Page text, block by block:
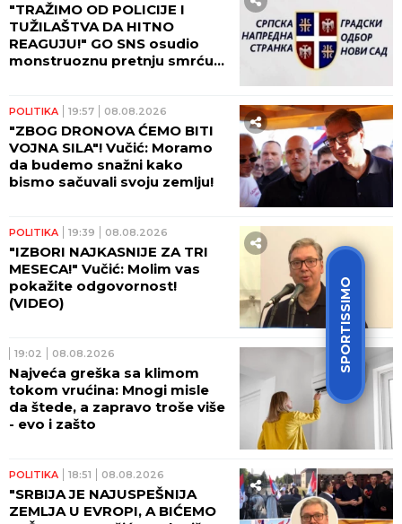
SPORTISSIMO
"TRAŽIMO OD POLICIJE I
TUŽILAŠTVA DA HITNO
REAGUJU!" GO SNS osudio
monstruoznu pretnju smrću
POLITIKA 19:57 08.08.2026
"ZBOG DRONOVA ĆEMO BITI
VOJNA SILA"! Vučić: Moramo
da budemo snažni kako
bismo sačuvali svoju zemlju!
POLITIKA 19:39 08.08.2026
"IZBORI NAJKASNIJE ZA TRI
MESECA!" Vučić: Molim vas
pokažite odgovornost!
(VIDEO)
19:02 08.08.2026
Najveća greška sa klimom
tokom vrućina: Mnogi misle
da štede, a zapravo troše više
- evo i zašto
POLITIKA 18:51 08.08.2026
"SRBIJA JE NAJUSPEŠNIJA
ZEMLJA U EVROPI, A BIĆEMO